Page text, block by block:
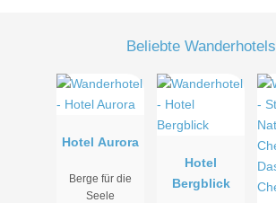
Beliebte Wanderhotels
Hotel Aurora
Berge für die
Seele
Hotel
Bergblick